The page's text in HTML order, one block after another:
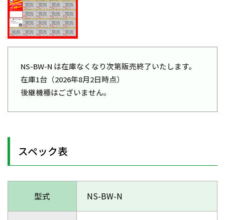
NS-BW-N は在庫なくなり次第販売終了いたします。
在庫1台（2026年8月2日時点）
後継機種はございません。
スペック表
型式 NS-BW-N